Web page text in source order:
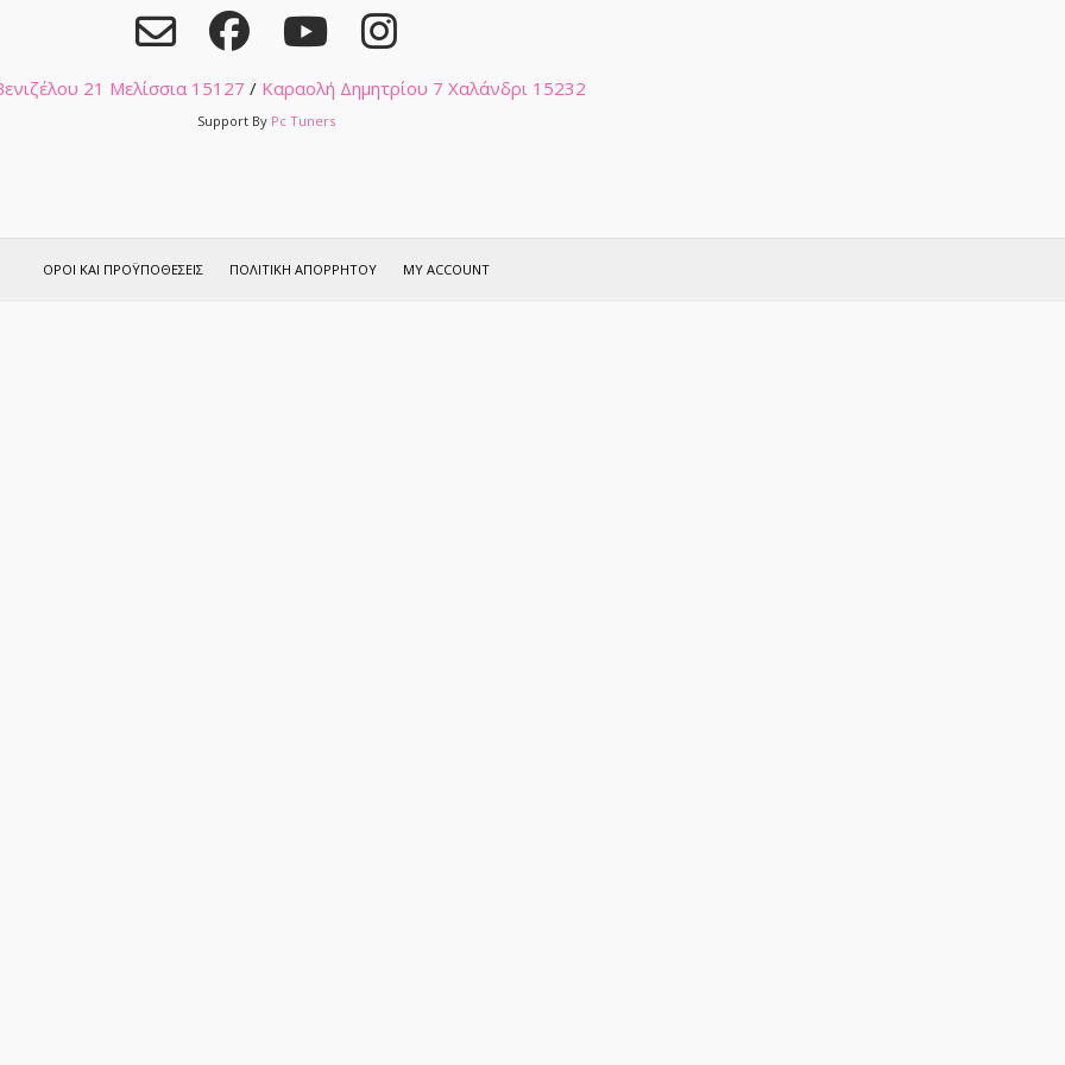
21 Μελίσσια 15127 / Καραολή Δημητρίου 7 Χαλάνδρι 15232
Support By Pc Tuners
ΌΡΟΙ ΚΑΙ ΠΡΟΫΠΟΘΈΣΕΙΣ ΠΟΛΙΤΙΚΉ ΑΠΟΡΡΉΤΟΥ MY ACCOUNT